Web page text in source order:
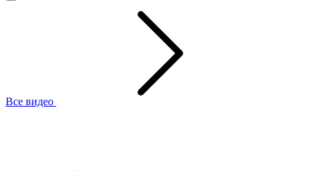
Все видео